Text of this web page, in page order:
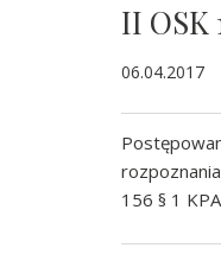
II OSK
06.04.2017
156 § 1